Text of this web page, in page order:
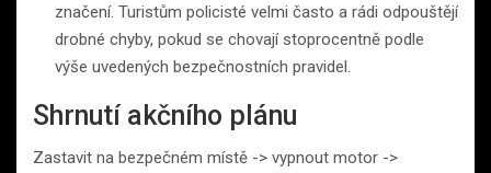
značení. Turistům policisté velmi často a rádi odpouštějí
drobné chyby, pokud se chovají stoprocentně podle
výše uvedených bezpečnostních pravidel.
Shrnutí akčního plánu
Zastavit na bezpečném místě -> vypnout motor ->